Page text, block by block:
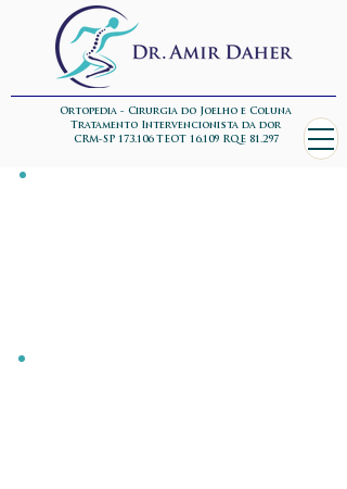
Ortopedia - Cirurgia do Joelho e Coluna
Tratamento Intervencionista da dor
CRM-SP 173.106 TEOT 16.109 RQE 81.297